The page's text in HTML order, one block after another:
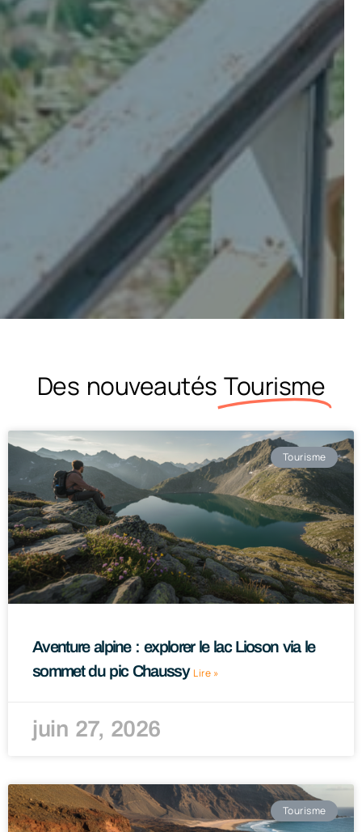
Des nouveautés Tourisme
Tourisme
Aventure alpine : explorer le lac Lioson via le
sommet du pic Chaussy Lire »
juin 27, 2026
Tourisme